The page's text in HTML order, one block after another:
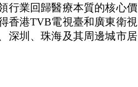
行業回歸醫療本質的核心價
香港TVB電視臺和廣東衛視
深圳、珠海及其周邊城市居